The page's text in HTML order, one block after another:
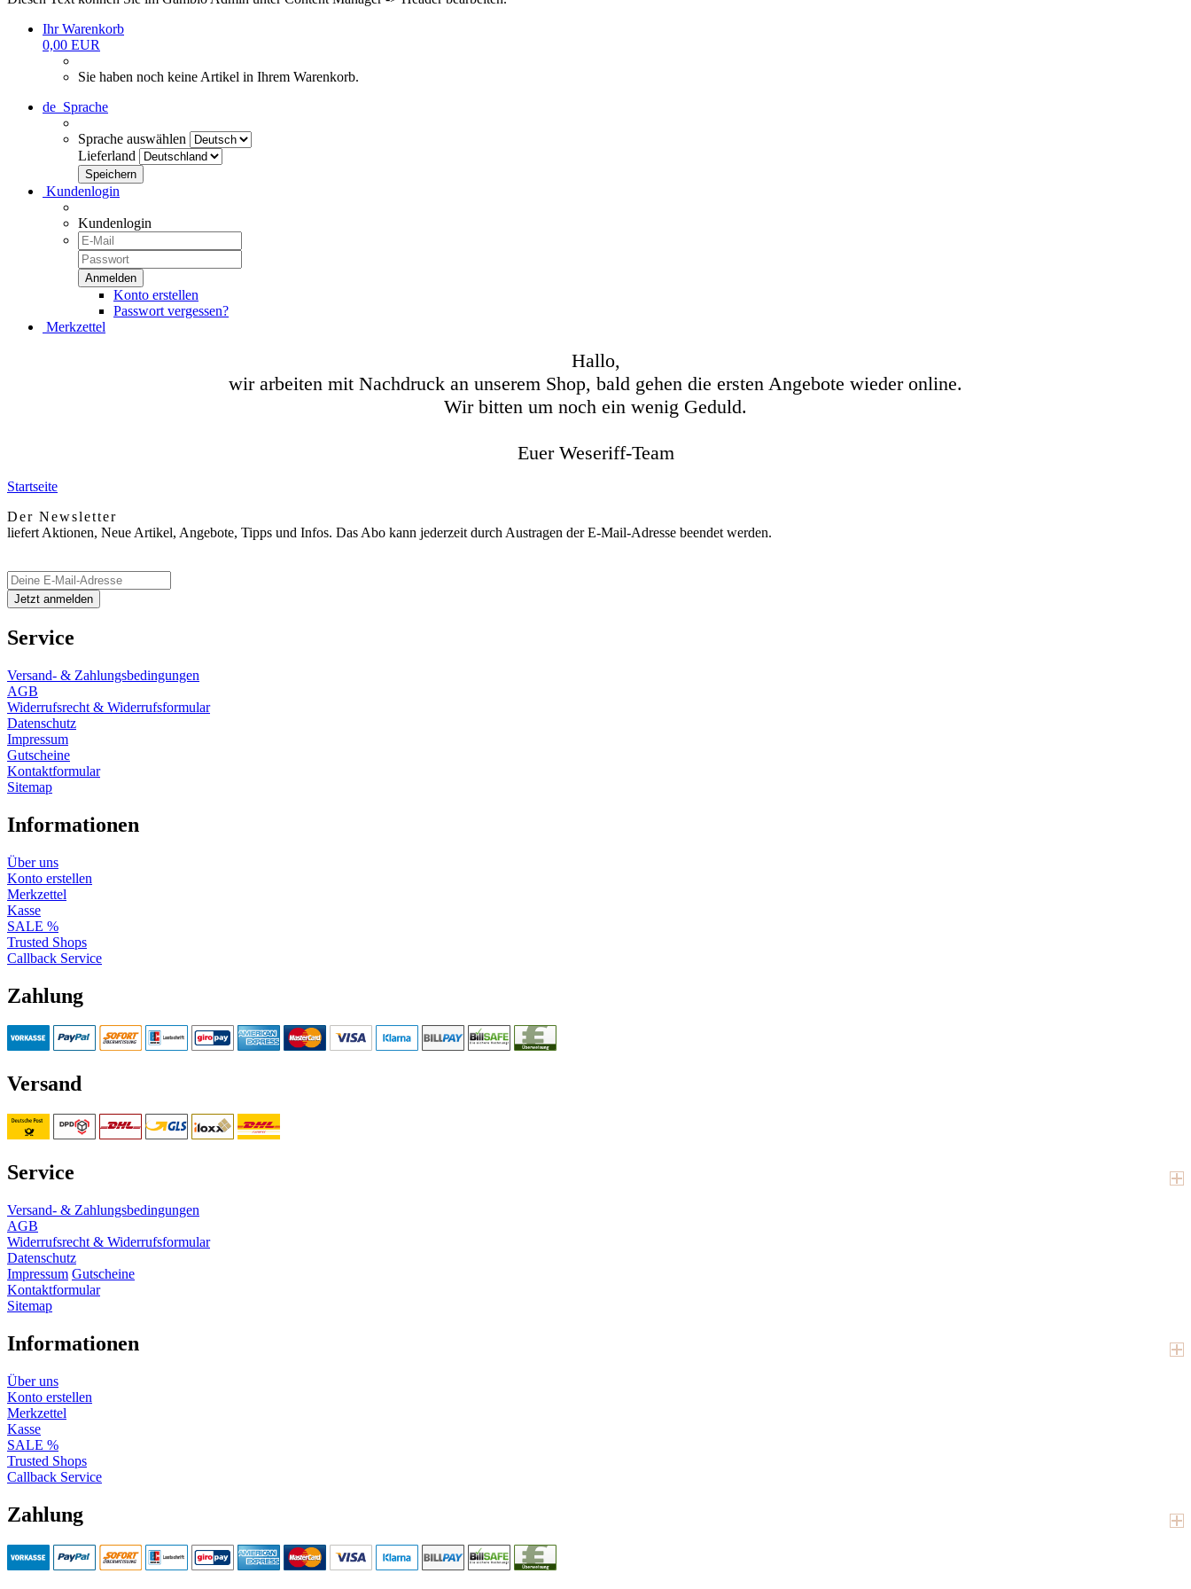
Ihr Warenkorb
0,00 EUR
Sie haben noch keine Artikel in Ihrem Warenkorb.
de Sprache
Sprache auswählen
Lieferland
Kundenlogin
Kundenlogin
Konto erstellen
Passwort vergessen?
Merkzettel
Hallo,
wir arbeiten mit Nachdruck an unserem Shop, bald gehen die ersten Angebote wieder online.
Wir bitten um noch ein wenig Geduld.
Euer Weseriff-Team
Startseite
Der Newsletter
liefert Aktionen, Neue Artikel, Angebote, Tipps und Infos. Das Abo kann jederzeit durch Austragen der E-Mail-Adresse beendet werden.
Service
Versand- & Zahlungsbedingungen
AGB
Widerrufsrecht & Widerrufsformular
Datenschutz
Impressum
Gutscheine
Kontaktformular
Sitemap
Informationen
Über uns
Konto erstellen
Merkzettel
Kasse
SALE %
Trusted Shops
Callback Service
Zahlung
Versand
Service
Versand- & Zahlungsbedingungen
AGB
Widerrufsrecht & Widerrufsformular
Datenschutz
Impressum Gutscheine
Kontaktformular
Sitemap
Informationen
Über uns
Konto erstellen
Merkzettel
Kasse
SALE %
Trusted Shops
Callback Service
Zahlung